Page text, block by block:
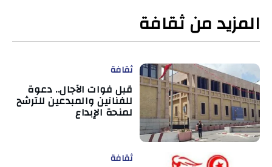
المزيد من ثقافة
ثقافة
قبل فوات الآجال.. دعوة
للفنانين والمبدعين للترشح
لمنحة الإبداع
ثقافة